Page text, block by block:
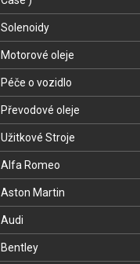
Solenoidy
Motorové oleje
Péče o vozidlo
Převodové oleje
Užitkové Stroje
Alfa Romeo
Aston Martin
Audi
Bentley